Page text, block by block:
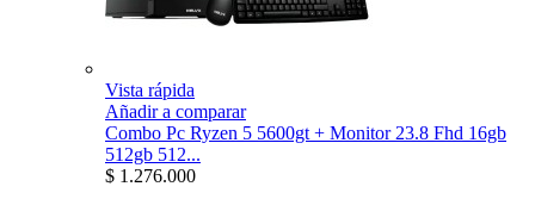
Vista rápida
Añadir a comparar
Combo Pc Ryzen 5 5600gt + Monitor 23.8 Fhd 16gb
512gb 512...
$ 1.276.000